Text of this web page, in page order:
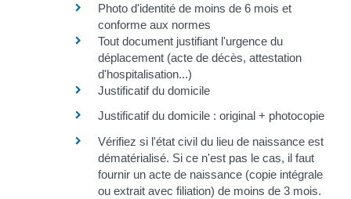
Photo d'identité de moins de 6 mois et
conforme aux normes
Tout document justifiant l'urgence du
déplacement (acte de décès, attestation
d'hospitalisation...)
Justificatif du domicile
Justificatif du domicile : original + photocopie
Vérifiez si l'état civil du lieu de naissance est
dématérialisé. Si ce n'est pas le cas, il faut
fournir un acte de naissance (copie intégrale
ou extrait avec filiation) de moins de 3 mois.